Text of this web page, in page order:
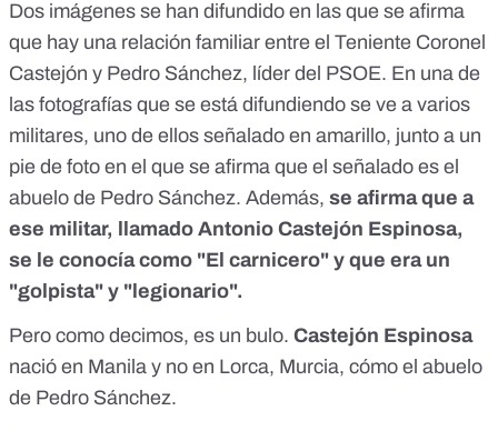
Dos imágenes se han difundido en las que se afirma
que hay una relación familiar entre el Teniente Coronel
Castejón y Pedro Sánchez, líder del PSOE. En una de
las fotografías que se está difundiendo se ve a varios
militares, uno de ellos señalado en amarillo, junto a un
pie de foto en el que se afirma que el señalado es el
abuelo de Pedro Sánchez. Además, se afirma que a
ese militar, llamado Antonio Castejón Espinosa,
se le conocía como "El carnicero" y que era un
"golpista" y "legionario".
Pero como decimos, es un bulo. Castejón Espinosa
nació en Manila y no en Lorca, Murcia, cómo el abuelo
de Pedro Sánchez.